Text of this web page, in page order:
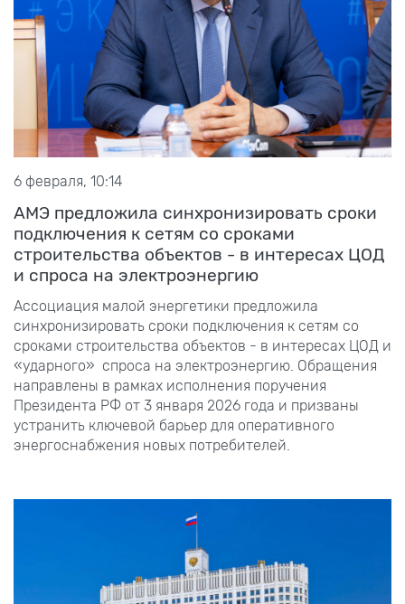
6 февраля, 10:14
АМЭ предложила синхронизировать сроки
подключения к сетям со сроками
строительства объектов - в интересах ЦОД
и спроса на электроэнергию
Ассоциация малой энергетики предложила
синхронизировать сроки подключения к сетям со
сроками строительства объектов - в интересах ЦОД и
«ударного» спроса на электроэнергию. Обращения
направлены в рамках исполнения поручения
Президента РФ от 3 января 2026 года и призваны
устранить ключевой барьер для оперативного
энергоснабжения новых потребителей.